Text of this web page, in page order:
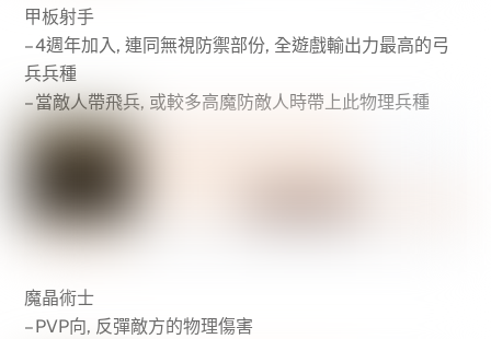
甲板射手
– 4週年加入, 連同無視防禦部份, 全遊戲輸出力最高的弓
兵兵種
– 當敵人帶飛兵, 或較多高魔防敵人時帶上此物理兵種
魔晶術士
– PVP向, 反彈敵方的物理傷害